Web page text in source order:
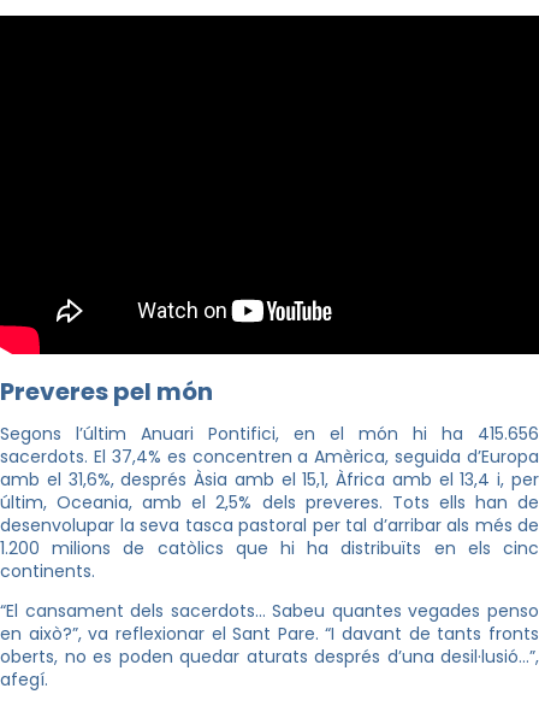
Preveres pel món
Segons l’últim Anuari Pontifici, en el món hi ha 415.656
sacerdots. El 37,4% es concentren a Amèrica, seguida d’Europa
amb el 31,6%, després Àsia amb el 15,1, Àfrica amb el 13,4 i, per
últim, Oceania, amb el 2,5% dels preveres. Tots ells han de
desenvolupar la seva tasca pastoral per tal d’arribar als més de
1.200 milions de catòlics que hi ha distribuïts en els cinc
continents.
“El cansament dels sacerdots… Sabeu quantes vegades penso
en això?”, va reflexionar el Sant Pare. “I davant de tants fronts
oberts, no es poden quedar aturats després d’una desil·lusió…”,
afegí.